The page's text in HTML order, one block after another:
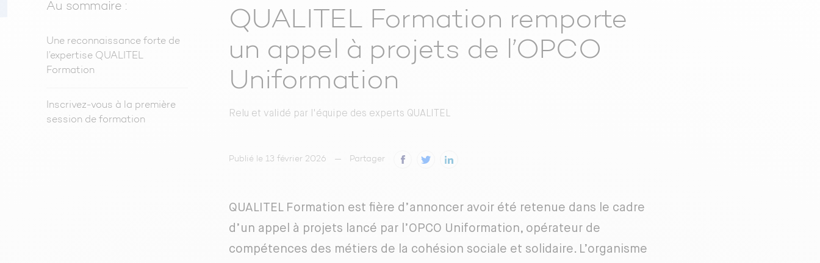
Au sommaire :
Une reconnaissance forte de
l’expertise QUALITEL
Formation
Inscrivez-vous à la première
session de formation
QUALITEL Formation remporte
un appel à projets de l’OPCO
Uniformation
Relu et validé par l'équipe des experts QUALITEL
Publié le 13 février 2026 Partager
QUALITEL Formation est fière d’annoncer avoir été retenue dans le cadre
d’un appel à projets lancé par l’OPCO Uniformation, opérateur de
compétences des métiers de la cohésion sociale et solidaire. L’organisme